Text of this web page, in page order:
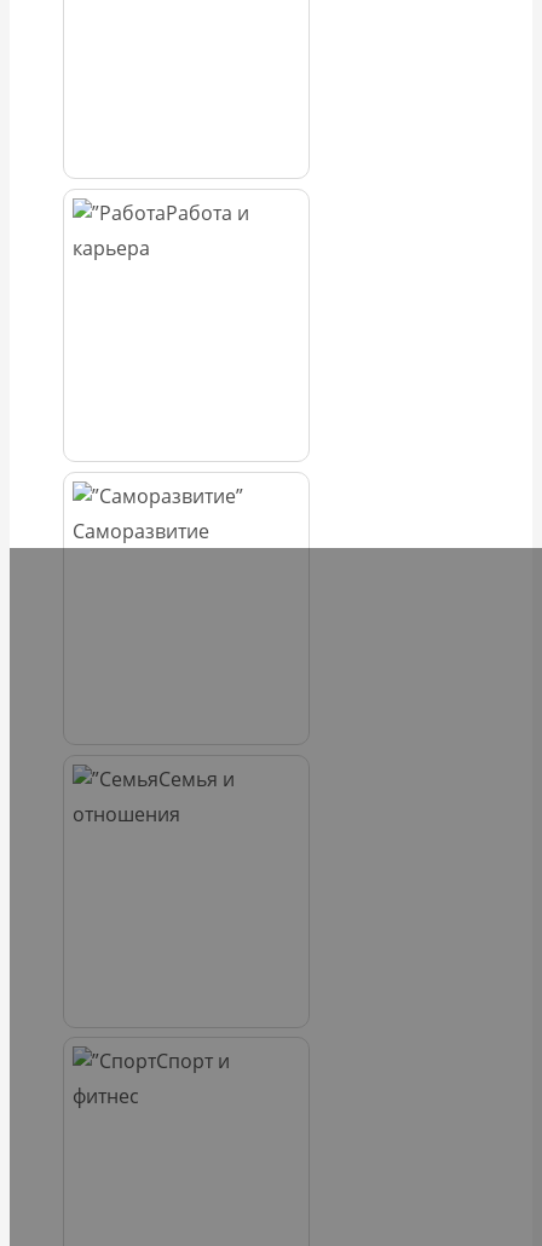
Работа и
карьера
Саморазвитие
Семья и
отношения
Спорт и
фитнес